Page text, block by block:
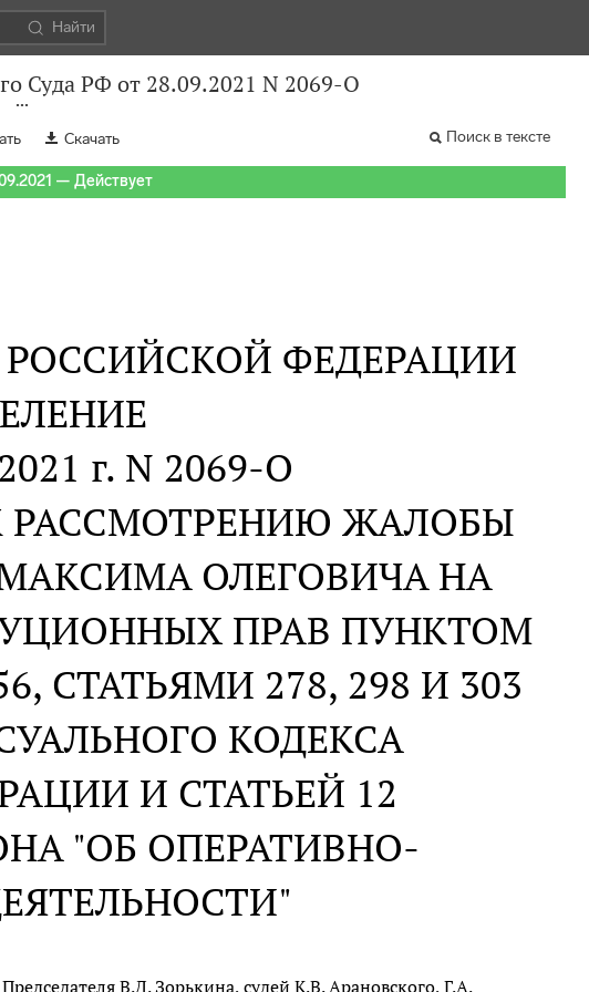
Найти
Суда РФ от 28.09.2021 N 2069-О
Скачать Поиск в тексте
— Действует
ФЕДЕРАЦИИ
г. N 2069-О
РАССМОТРЕНИЮ ЖАЛОБЫ
ОЛЕГОВИЧА НА
ПРАВ ПУНКТОМ
СТАТЬЯМИ 278, 298 И 303
КОДЕКСА
И СТАТЬЕЙ 12
"ОБ ОПЕРАТИВНО-
В.Д. Зорькина, судей К.В. Арановского, Г.А.